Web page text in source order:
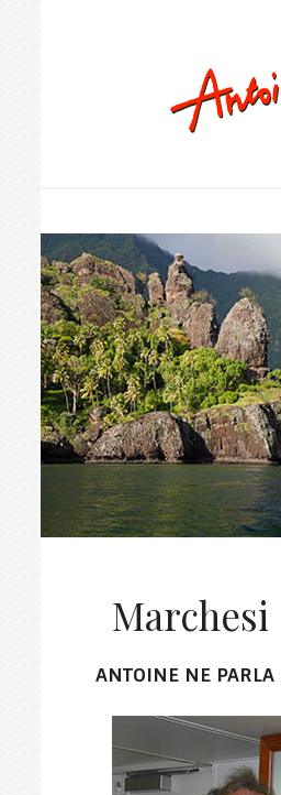
Marchesi
ANTOINE NE PARLA